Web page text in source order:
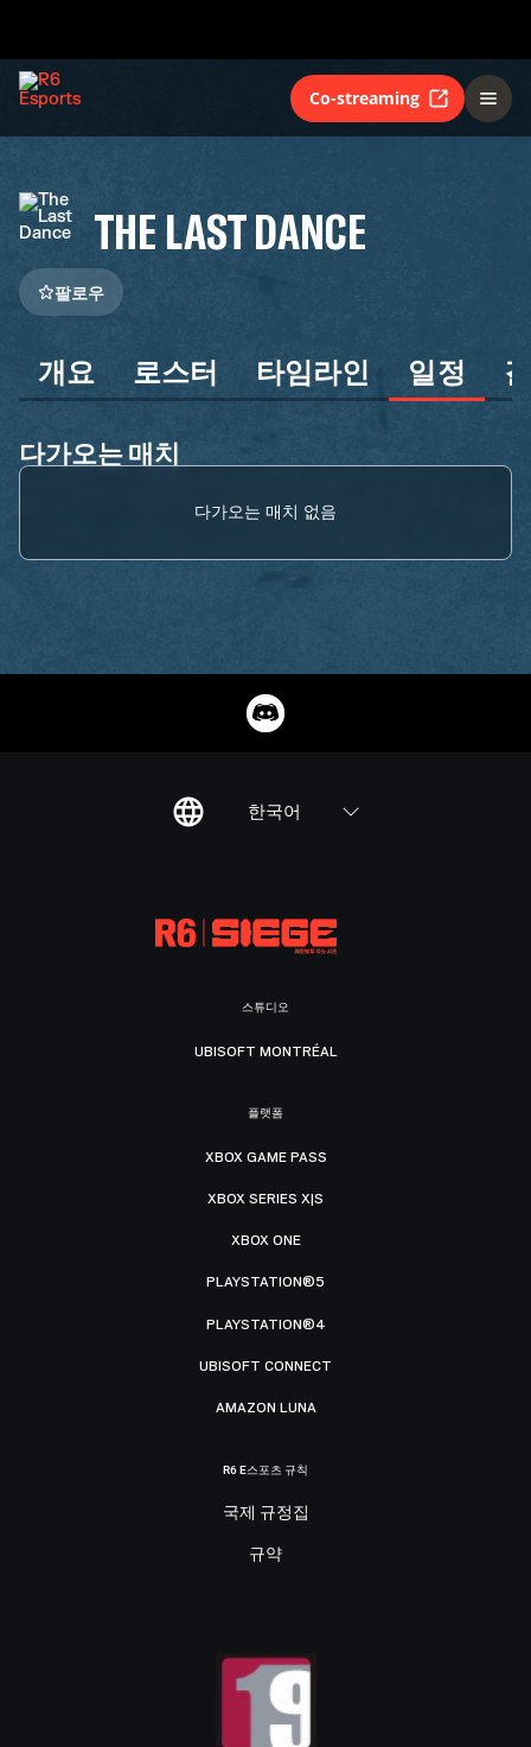
Co-streaming
THE LAST DANCE
팔로우
개요 로스터 타임라인 일정
다가오는 매치
다가오는 매치 없음
한국어
스튜디오
UBISOFT MONTRÉAL
플랫폼
XBOX GAME PASS
XBOX SERIES X|S
XBOX ONE
PLAYSTATION®5
PLAYSTATION®4
UBISOFT CONNECT
AMAZON LUNA
R6 E스포츠 규칙
국제 규정집
규약